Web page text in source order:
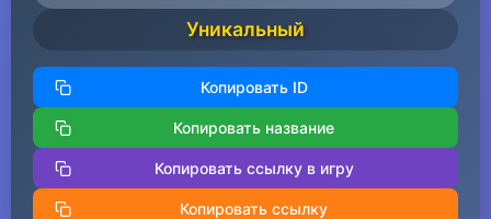
Уникальный
Копировать ID
Копировать название
Копировать ссылку в игру
Копировать ссылку